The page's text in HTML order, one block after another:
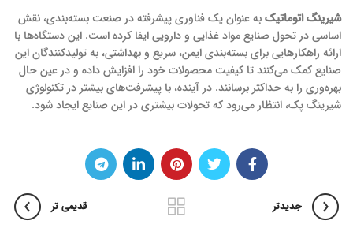
شیرینگ اتوماتیکبه عنوان یک فناوری پیشرفته در صنعت بسته‌بندی، نقش
اساسی در تحول صنایع مواد غذایی و دارویی ایفا کرده است. این دستگاه‌ها با
ارائه راهکارهایی برای بسته‌بندی ایمن، سریع و بهداشتی، به تولیدکنندگان این
صنایع کمک می‌کنند تا کیفیت محصولات خود را افزایش داده و در عین حال
بهره‌وری را به حداکثر برسانند. در آینده، با پیشرفت‌های بیشتر در تکنولوژی
شیرینگ پک، انتظار می‌رود که تحولات بیشتری در این صنایع ایجاد شود.
جدیدتر قدیمی تر